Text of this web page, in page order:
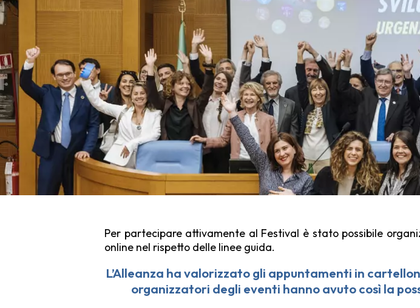
Per partecipare attivamente al Festival è stato possibile
online nel rispetto delle linee guida.
L’Alleanza ha valorizzato gli appuntamenti in
organizzatori degli eventi hanno avuto così la